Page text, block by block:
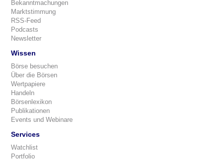
Bekanntmachungen
Marktstimmung
RSS-Feed
Podcasts
Newsletter
Wissen
Börse besuchen
Über die Börsen
Wertpapiere
Handeln
Börsenlexikon
Publikationen
Events und Webinare
Services
Watchlist
Portfolio